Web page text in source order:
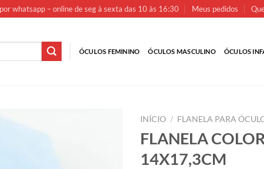
whatsapp – online de seg à sexta das 10 às 16:30 Meus pedidos
ÓCULOS FEMININO ÓCULOS MASCULINO ÓCULOS
INÍCIO / FLANELA PARA
FLANELA
14X17,3CM